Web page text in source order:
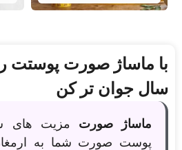
سال جوان تر کن
ماساژ صورت مزیت های
پوست صورت شما به